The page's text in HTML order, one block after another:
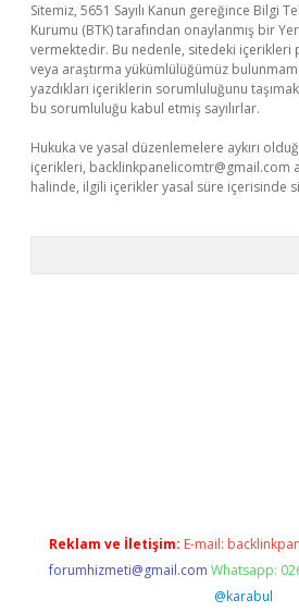
Sitemiz, 5651 Sayılı Kanun gereğince Bilgi
Kurumu (BTK) tarafından onaylanmış bir
vermektedir. Bu nedenle, sitedeki
veya araştırma yükümlülüğümüz
yazdıkları içeriklerin sorumluluğunu
bu sorumluluğu kabul etmiş sayılırlar.
Hukuka ve yasal düzenlemelere aykırı
içerikleri, backlinkpanelicomtr@gmail.com
halinde, ilgili içerikler yasal süre içerisinde
Reklam ve İletişim: E-mail:
forumhizmeti@gmail.com Whatsapp:
@karabul